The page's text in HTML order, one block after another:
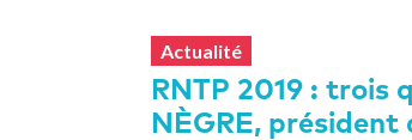
Actualité
RNTP 2019 : trois
NÈGRE, président